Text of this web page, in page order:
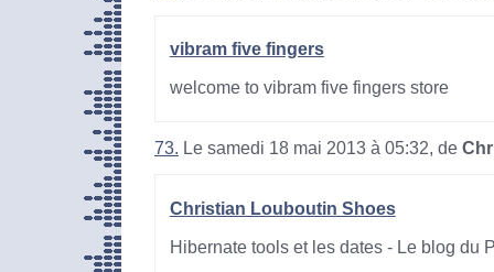
vibram five fingers
welcome to vibram five fingers store
73. Le samedi 18 mai 2013 à 05:32, de
Christian Louboutin Shoes
Hibernate tools et les dates - Le blog du